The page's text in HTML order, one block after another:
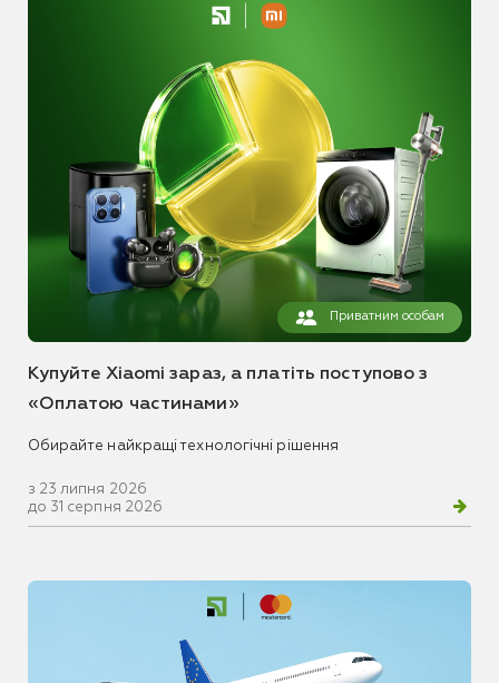
Приватним особам
Купуйте Xiaomi зараз, а платіть поступово з
«Оплатою частинами»
Обирайте найкращі технологічні рішення
з 23 липня 2026
до 31 серпня 2026